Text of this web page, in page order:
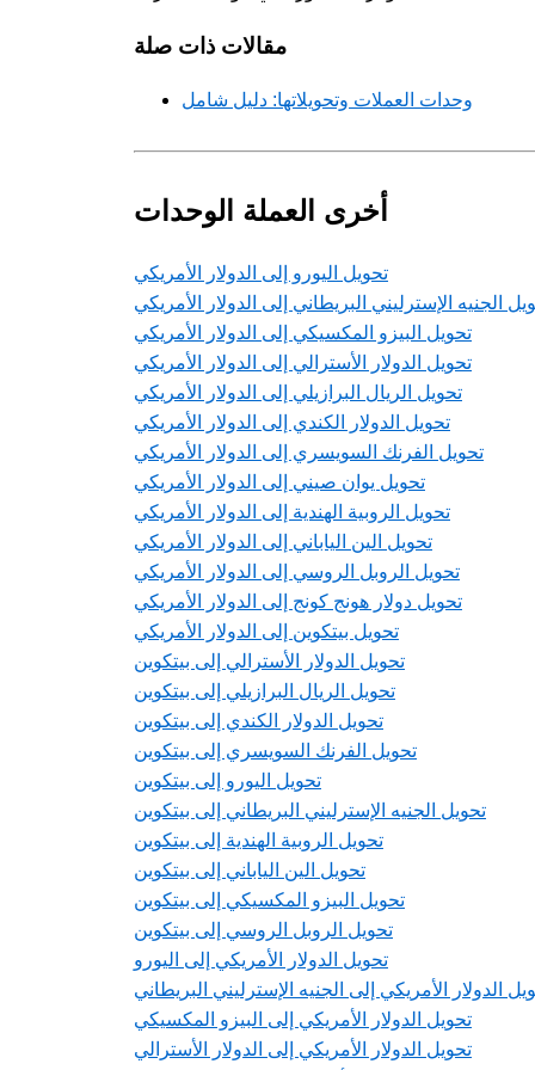
مقالات ذات صلة
وحدات العملات وتحويلاتها: دليل شامل
أخرى العملة الوحدات
تحويل اليورو إلى الدولار الأمريكي
الجنيه الإسترليني البريطاني إلى الدولار الأمريكي
تحويل البيزو المكسيكي إلى الدولار الأمريكي
تحويل الدولار الأسترالي إلى الدولار الأمريكي
تحويل الريال البرازيلي إلى الدولار الأمريكي
تحويل الدولار الكندي إلى الدولار الأمريكي
تحويل الفرنك السويسري إلى الدولار الأمريكي
تحويل يوان صيني إلى الدولار الأمريكي
تحويل الروبية الهندية إلى الدولار الأمريكي
تحويل الين الياباني إلى الدولار الأمريكي
تحويل الروبل الروسي إلى الدولار الأمريكي
تحويل دولار هونج كونج إلى الدولار الأمريكي
تحويل بيتكوين إلى الدولار الأمريكي
تحويل الدولار الأسترالي إلى بيتكوين
تحويل الريال البرازيلي إلى بيتكوين
تحويل الدولار الكندي إلى بيتكوين
تحويل الفرنك السويسري إلى بيتكوين
تحويل اليورو إلى بيتكوين
تحويل الجنيه الإسترليني البريطاني إلى بيتكوين
تحويل الروبية الهندية إلى بيتكوين
تحويل الين الياباني إلى بيتكوين
تحويل البيزو المكسيكي إلى بيتكوين
تحويل الروبل الروسي إلى بيتكوين
تحويل الدولار الأمريكي إلى اليورو
الدولار الأمريكي إلى الجنيه الإسترليني البريطاني
تحويل الدولار الأمريكي إلى البيزو المكسيكي
تحويل الدولار الأمريكي إلى الدولار الأسترالي